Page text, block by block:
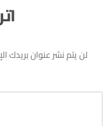
لن يتم نشر عنوان بريدك